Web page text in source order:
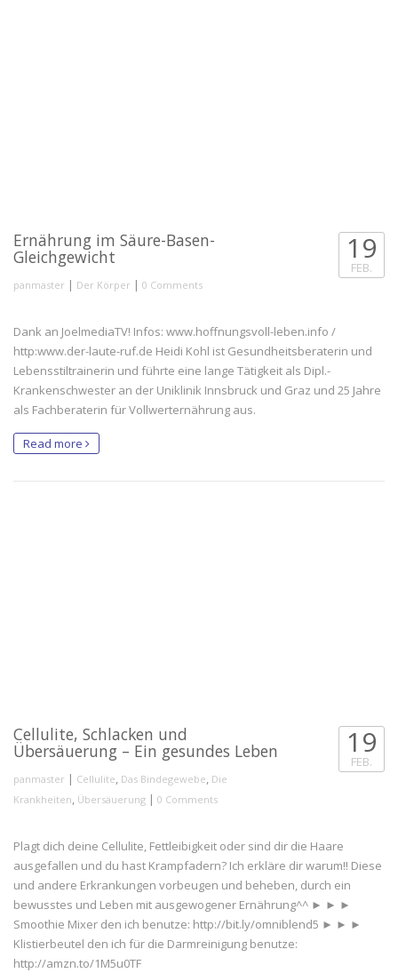
https://www.youtube.com/watch?v=kLOt-shc1OU
Ernährung im Säure-Basen-
Gleichgewicht
panmaster | Der Körper | 0 Comments
19
FEB.
Dank an JoelmediaTV! Infos: www.hoffnungsvoll-leben.info /
http:www.der-laute-ruf.de Heidi Kohl ist Gesundheitsberaterin und
Lebensstiltrainerin und führte eine lange Tätigkeit als Dipl.-
Krankenschwester an der Uniklinik Innsbruck und Graz und 25 Jahre
als Fachberaterin für Vollwerternährung aus.
Read more
https://www.youtube.com/watch?v=Hy_Z9NP2mSM
Cellulite, Schlacken und
Übersäuerung – Ein gesundes Leben
panmaster | Cellulite, Das Bindegewebe, Die
Krankheiten, Übersäuerung | 0 Comments
19
FEB.
Plagt dich deine Cellulite, Fettleibigkeit oder sind dir die Haare
ausgefallen und du hast Krampfadern? Ich erkläre dir warum!! Diese
und andere Erkrankungen vorbeugen und beheben, durch ein
bewusstes und Leben mit ausgewogener Ernährung^^ ► ► ►
Smoothie Mixer den ich benutze: http://bit.ly/omniblend5 ► ► ►
Klistierbeutel den ich für die Darmreinigung benutze:
http://amzn.to/1M5u0TF